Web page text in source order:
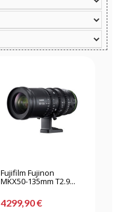
Fujifilm Fujinon
MKX50-135mm T2.9...
4299,90 €